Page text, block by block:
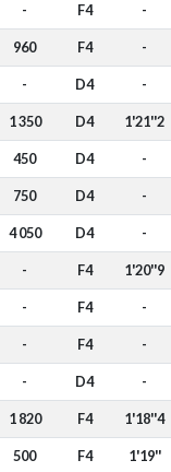
- F4 -
960 F4 -
- D4 -
1 350 D4 1'21''2
450 D4 -
750 D4 -
4 050 D4 -
- F4 1'20''9
- F4 -
- F4 -
- D4 -
1 820 F4 1'18''4
500 F4 1'19''